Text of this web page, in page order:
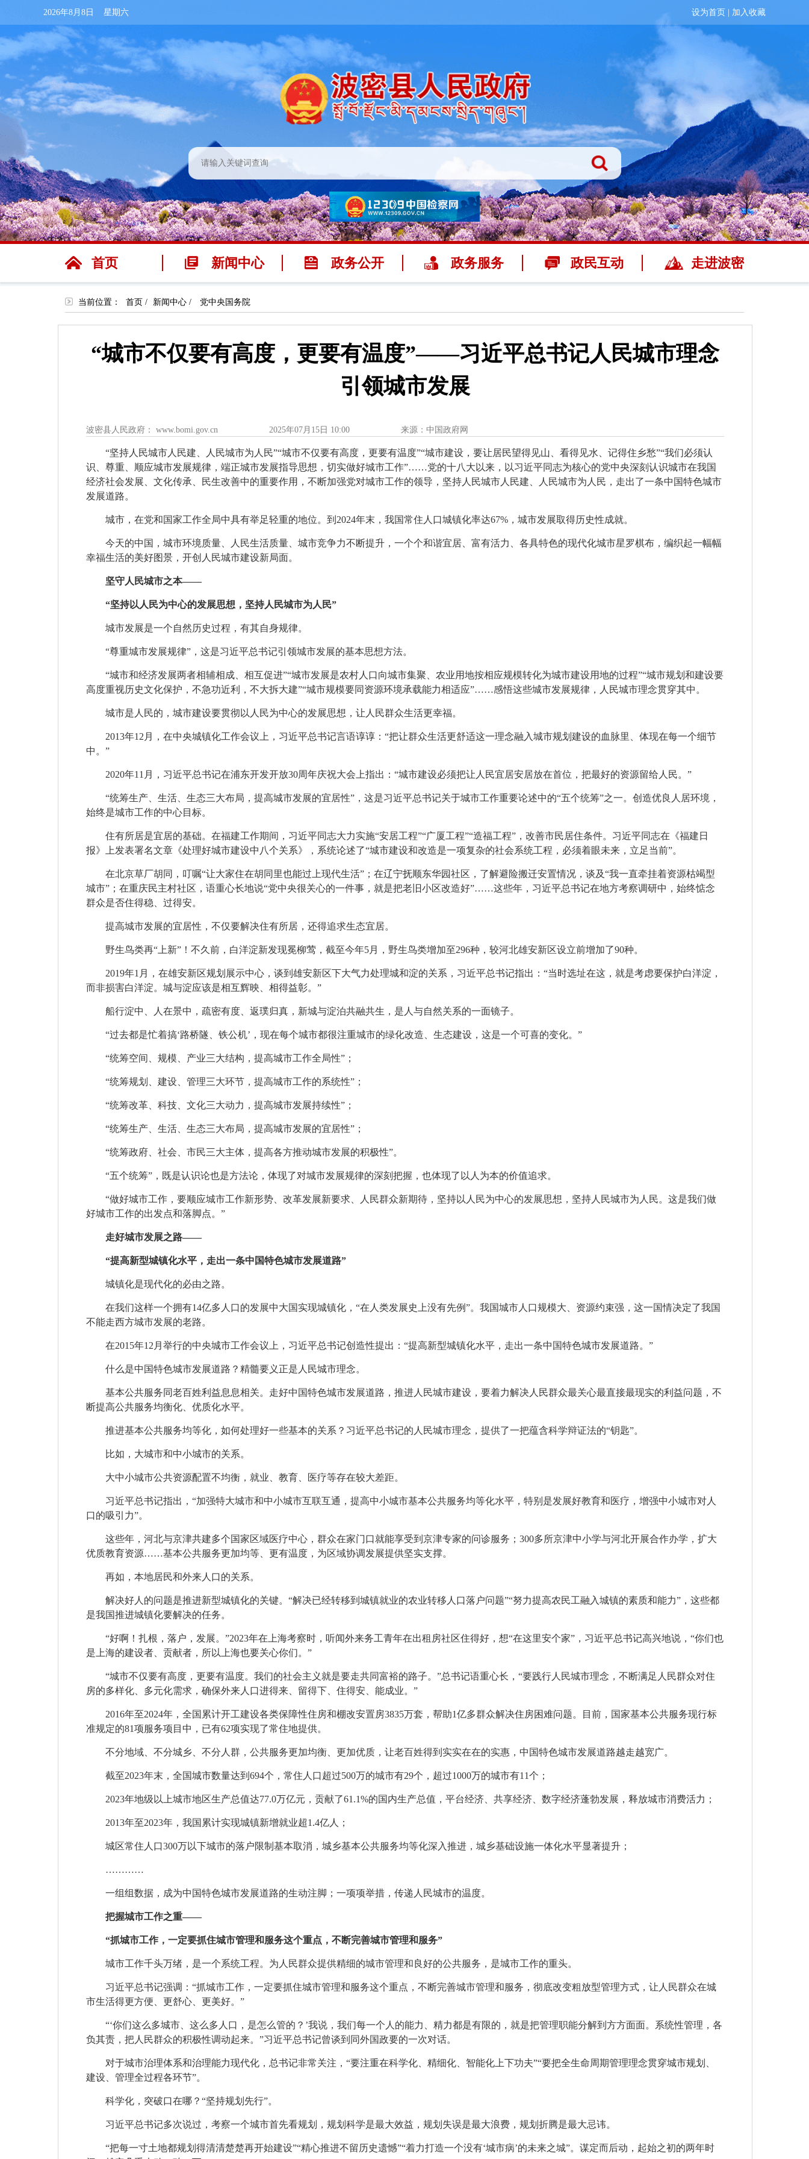
2026年8月8日 星期六 设为首页 加入收藏
首页 新闻中心 政务公开 政务服务 政民互动 走进波密
当前位置： 首页 / 新闻中心/ 党中央国务院
“城市不仅要有高度，更要有温度”——习近平总书记人民城市理念
引领城市发展
波密县人民政府： www.bomi.gov.cn 2025年07月15日 10:00 来源：中国政府网
“坚持人民城市人民建、人民城市为人民”“城市不仅要有高度，更要有温度”“城市建设，要让居民望得见山、看得见水、记得住乡愁”“我们必须认
识、尊重、顺应城市发展规律，端正城市发展指导思想，切实做好城市工作”……党的十八大以来，以习近平同志为核心的党中央深刻认识城市在我国
经济社会发展、文化传承、民生改善中的重要作用，不断加强党对城市工作的领导，坚持人民城市人民建、人民城市为人民，走出了一条中国特色城市
发展道路。
城市，在党和国家工作全局中具有举足轻重的地位。到2024年末，我国常住人口城镇化率达67%，城市发展取得历史性成就。
今天的中国，城市环境质量、人民生活质量、城市竞争力不断提升，一个个和谐宜居、富有活力、各具特色的现代化城市星罗棋布，编织起一幅幅
幸福生活的美好图景，开创人民城市建设新局面。
坚守人民城市之本——
“坚持以人民为中心的发展思想，坚持人民城市为人民”
城市发展是一个自然历史过程，有其自身规律。
“尊重城市发展规律”，这是习近平总书记引领城市发展的基本思想方法。
“城市和经济发展两者相辅相成、相互促进”“城市发展是农村人口向城市集聚、农业用地按相应规模转化为城市建设用地的过程”“城市规划和建设要
高度重视历史文化保护，不急功近利，不大拆大建”“城市规模要同资源环境承载能力相适应”……感悟这些城市发展规律，人民城市理念贯穿其中。
城市是人民的，城市建设要贯彻以人民为中心的发展思想，让人民群众生活更幸福。
2013年12月，在中央城镇化工作会议上，习近平总书记言语谆谆：“把让群众生活更舒适这一理念融入城市规划建设的血脉里、体现在每一个细节
中。”
2020年11月，习近平总书记在浦东开发开放30周年庆祝大会上指出：“城市建设必须把让人民宜居安居放在首位，把最好的资源留给人民。”
“统筹生产、生活、生态三大布局，提高城市发展的宜居性”，这是习近平总书记关于城市工作重要论述中的“五个统筹”之一。创造优良人居环境，
始终是城市工作的中心目标。
住有所居是宜居的基础。在福建工作期间，习近平同志大力实施“安居工程”“广厦工程”“造福工程”，改善市民居住条件。习近平同志在《福建日
报》上发表署名文章《处理好城市建设中八个关系》，系统论述了“城市建设和改造是一项复杂的社会系统工程，必须着眼未来，立足当前”。
在北京草厂胡同，叮嘱“让大家住在胡同里也能过上现代生活”；在辽宁抚顺东华园社区，了解避险搬迁安置情况，谈及“我一直牵挂着资源枯竭型
城市”；在重庆民主村社区，语重心长地说“党中央很关心的一件事，就是把老旧小区改造好”……这些年，习近平总书记在地方考察调研中，始终惦念
群众是否住得稳、过得安。
提高城市发展的宜居性，不仅要解决住有所居，还得追求生态宜居。
野生鸟类再“上新”！不久前，白洋淀新发现冕柳莺，截至今年5月，野生鸟类增加至296种，较河北雄安新区设立前增加了90种。
2019年1月，在雄安新区规划展示中心，谈到雄安新区下大气力处理城和淀的关系，习近平总书记指出：“当时选址在这，就是考虑要保护白洋淀，
而非损害白洋淀。城与淀应该是相互辉映、相得益彰。”
船行淀中、人在景中，疏密有度、返璞归真，新城与淀泊共融共生，是人与自然关系的一面镜子。
“过去都是忙着搞‘路桥隧、铁公机’，现在每个城市都很注重城市的绿化改造、生态建设，这是一个可喜的变化。”
“统筹空间、规模、产业三大结构，提高城市工作全局性”；
“统筹规划、建设、管理三大环节，提高城市工作的系统性”；
“统筹改革、科技、文化三大动力，提高城市发展持续性”；
“统筹生产、生活、生态三大布局，提高城市发展的宜居性”；
“统筹政府、社会、市民三大主体，提高各方推动城市发展的积极性”。
“五个统筹”，既是认识论也是方法论，体现了对城市发展规律的深刻把握，也体现了以人为本的价值追求。
“做好城市工作，要顺应城市工作新形势、改革发展新要求、人民群众新期待，坚持以人民为中心的发展思想，坚持人民城市为人民。这是我们做
好城市工作的出发点和落脚点。”
走好城市发展之路——
“提高新型城镇化水平，走出一条中国特色城市发展道路”
城镇化是现代化的必由之路。
在我们这样一个拥有14亿多人口的发展中大国实现城镇化，“在人类发展史上没有先例”。我国城市人口规模大、资源约束强，这一国情决定了我国
不能走西方城市发展的老路。
在2015年12月举行的中央城市工作会议上，习近平总书记创造性提出：“提高新型城镇化水平，走出一条中国特色城市发展道路。”
什么是中国特色城市发展道路？精髓要义正是人民城市理念。
基本公共服务同老百姓利益息息相关。走好中国特色城市发展道路，推进人民城市建设，要着力解决人民群众最关心最直接最现实的利益问题，不
断提高公共服务均衡化、优质化水平。
推进基本公共服务均等化，如何处理好一些基本的关系？习近平总书记的人民城市理念，提供了一把蕴含科学辩证法的“钥匙”。
比如，大城市和中小城市的关系。
大中小城市公共资源配置不均衡，就业、教育、医疗等存在较大差距。
习近平总书记指出，“加强特大城市和中小城市互联互通，提高中小城市基本公共服务均等化水平，特别是发展好教育和医疗，增强中小城市对人
口的吸引力”。
这些年，河北与京津共建多个国家区域医疗中心，群众在家门口就能享受到京津专家的问诊服务；300多所京津中小学与河北开展合作办学，扩大
优质教育资源……基本公共服务更加均等、更有温度，为区域协调发展提供坚实支撑。
再如，本地居民和外来人口的关系。
解决好人的问题是推进新型城镇化的关键。“解决已经转移到城镇就业的农业转移人口落户问题”“努力提高农民工融入城镇的素质和能力”，这些都
是我国推进城镇化要解决的任务。
“好啊！扎根，落户，发展。”2023年在上海考察时，听闻外来务工青年在出租房社区住得好，想“在这里安个家”，习近平总书记高兴地说，“你们也
是上海的建设者、贡献者，所以上海也要关心你们。”
“城市不仅要有高度，更要有温度。我们的社会主义就是要走共同富裕的路子。”总书记语重心长，“要践行人民城市理念，不断满足人民群众对住
房的多样化、多元化需求，确保外来人口进得来、留得下、住得安、能成业。”
2016年至2024年，全国累计开工建设各类保障性住房和棚改安置房3835万套，帮助1亿多群众解决住房困难问题。目前，国家基本公共服务现行标
准规定的81项服务项目中，已有62项实现了常住地提供。
不分地域、不分城乡、不分人群，公共服务更加均衡、更加优质，让老百姓得到实实在在的实惠，中国特色城市发展道路越走越宽广。
截至2023年末，全国城市数量达到694个，常住人口超过500万的城市有29个，超过1000万的城市有11个；
2023年地级以上城市地区生产总值达77.0万亿元，贡献了61.1%的国内生产总值，平台经济、共享经济、数字经济蓬勃发展，释放城市消费活力；
2013年至2023年，我国累计实现城镇新增就业超1.4亿人；
城区常住人口300万以下城市的落户限制基本取消，城乡基本公共服务均等化深入推进，城乡基础设施一体化水平显著提升；
…………
一组组数据，成为中国特色城市发展道路的生动注脚；一项项举措，传递人民城市的温度。
把握城市工作之重——
“抓城市工作，一定要抓住城市管理和服务这个重点，不断完善城市管理和服务”
城市工作千头万绪，是一个系统工程。为人民群众提供精细的城市管理和良好的公共服务，是城市工作的重头。
习近平总书记强调：“抓城市工作，一定要抓住城市管理和服务这个重点，不断完善城市管理和服务，彻底改变粗放型管理方式，让人民群众在城
市生活得更方便、更舒心、更美好。”
“‘你们这么多城市、这么多人口，是怎么管的？’我说，我们每一个人的能力、精力都是有限的，就是把管理职能分解到方方面面。系统性管理，各
负其责，把人民群众的积极性调动起来。”习近平总书记曾谈到同外国政要的一次对话。
对于城市治理体系和治理能力现代化，总书记非常关注，“要注重在科学化、精细化、智能化上下功夫”“要把全生命周期管理理念贯穿城市规划、
建设、管理全过程各环节”。
科学化，突破口在哪？“坚持规划先行”。
习近平总书记多次说过，考察一个城市首先看规划，规划科学是最大效益，规划失误是最大浪费，规划折腾是最大忌讳。
“把每一寸土地都规划得清清楚楚再开始建设”“精心推进不留历史遗憾”“着力打造一个没有‘城市病’的未来之城”。谋定而后动，起始之初的两年时